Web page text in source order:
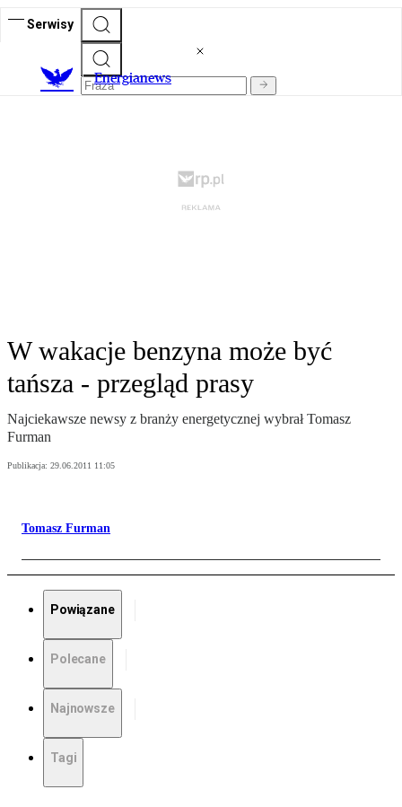
Serwisy
Energianews
W wakacje benzyna może być
tańsza - przegląd prasy
Najciekawsze newsy z branży energetycznej wybrał Tomasz
Furman
Publikacja: 29.06.2011 11:05
Tomasz Furman
Powiązane
Polecane
Najnowsze
Tagi